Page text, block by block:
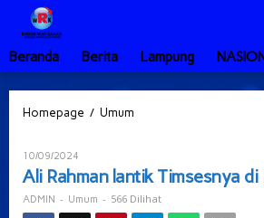
Lewati
konten
Beranda
Berita Lampung
Homepage / Umum
di
Banjit
10/09/2024
Ali Rahman lantik Timsesnya di
ADMIN - Umum - 566 Dilihat